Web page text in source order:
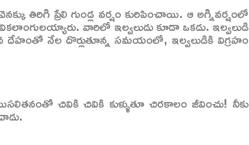
తిరిగి ప్రేలి గుండ్ల వర్షం కురిపించాయి. ఆ అగ్నివర్షంలో
వారిలో ఇల్వలుడు కూడా ఒకడు. ఇల్వలుడి
నేల దొర్లుతూన్న సమయంలో, ఇల్వలుడికి విగ్రహం
చివికి చివికి కుళ్ళుతూ చిరకాలం జీవించు! నీకు